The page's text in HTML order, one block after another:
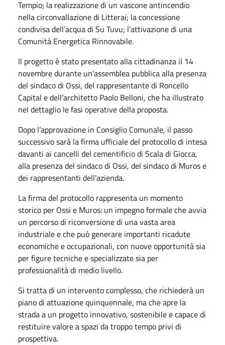
Tempio; la realizzazione di un vascone antincendio
nella circonvallazione di Litterai; la concessione
condivisa dell’acqua di Su Tuvu; l’attivazione di una
Comunità Energetica Rinnovabile.
Il progetto è stato presentato alla cittadinanza il 14
novembre durante un’assemblea pubblica alla presenza
del sindaco di Ossi, del rappresentante di Roncello
Capital e dell’architetto Paolo Belloni, che ha illustrato
nel dettaglio le fasi operative della proposta.
Dopo l’approvazione in Consiglio Comunale, il passo
successivo sarà la firma ufficiale del protocollo di intesa
davanti ai cancelli del cementificio di Scala di Giocca,
alla presenza del sindaco di Ossi, del sindaco di Muros e
dei rappresentanti dell’azienda.
La firma del protocollo rappresenta un momento
storico per Ossi e Muros: un impegno formale che avvia
un percorso di riconversione di una vasta area
industriale e che può generare importanti ricadute
economiche e occupazionali, con nuove opportunità sia
per figure tecniche e specializzate sia per
professionalità di medio livello.
Si tratta di un intervento complesso, che richiederà un
piano di attuazione quinquennale, ma che apre la
strada a un progetto innovativo, sostenibile e capace di
restituire valore a spazi da troppo tempo privi di
prospettiva.